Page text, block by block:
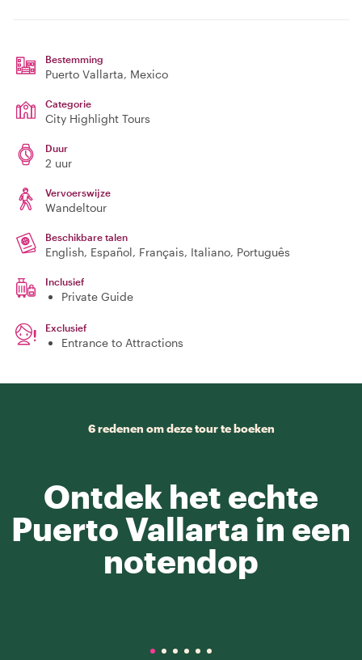
Bestemming
Puerto Vallarta, Mexico
Categorie
City Highlight Tours
Duur
2 uur
Vervoerswijze
Wandeltour
Beschikbare talen
English, Español, Français, Italiano, Português
Inclusief
Private Guide
Exclusief
Entrance to Attractions
6 redenen om deze tour te boeken
Ontdek het echte
Puerto Vallarta in een
notendop